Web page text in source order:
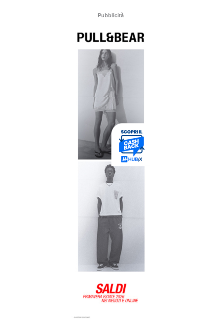
Pubblicità